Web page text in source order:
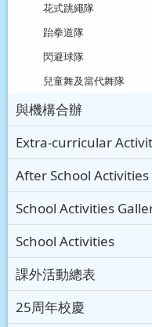
花式跳繩隊
跆拳道隊
閃避球隊
兒童舞及當代舞隊
與機構合辦
Extra-curricular
After School Activities
School Activities
School Activities
課外活動總表
25周年校慶